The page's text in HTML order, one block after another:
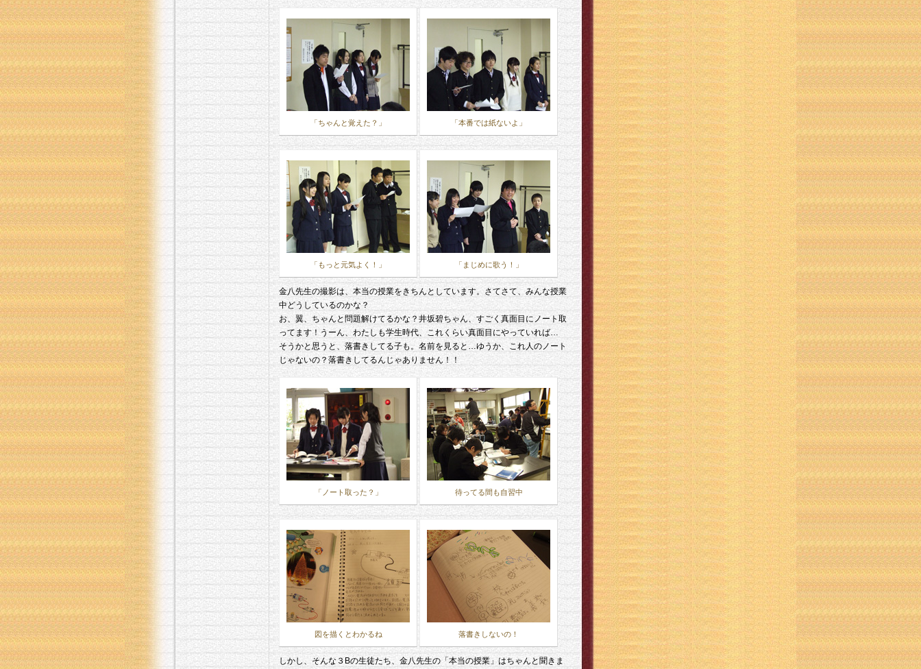
「ちゃんと覚えた？」 「本番では紙ないよ」
「もっと元気よく！」 「まじめに歌う！」
金八先生の撮影は、本当の授業をきちんとしています。さてさて、みんな授業
中どうしているのかな？
お、翼、ちゃんと問題解けてるかな？井坂碧ちゃん、すごく真面目にノート取
ってます！うーん、わたしも学生時代、これくらい真面目にやっていれば…
そうかと思うと、落書きしてる子も。名前を見ると…ゆうか、これ人のノート
じゃないの？落書きしてるんじゃありません！！
「ノート取った？」 待ってる間も自習中
図を描くとわかるね 落書きしないの！
しかし、そんな３Bの生徒たち、金八先生の「本当の授業」はちゃんと聞きま